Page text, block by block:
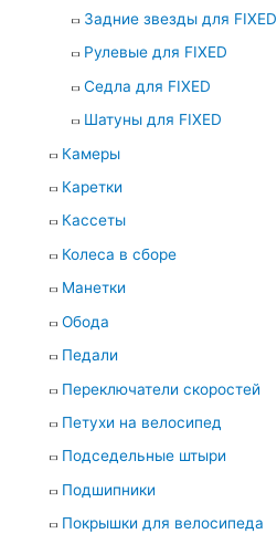
Задние звезды для FIXED
Рулевые для FIXED
Седла для FIXED
Шатуны для FIXED
Камеры
Каретки
Кассеты
Колеса в сборе
Манетки
Обода
Педали
Переключатели скоростей
Петухи на велосипед
Подседельные штыри
Подшипники
Покрышки для велосипеда